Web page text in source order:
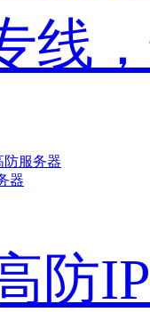
线
防服务器
器
防IP